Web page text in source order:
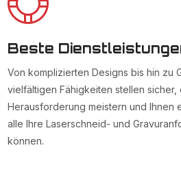
Beste
Von komplizierten Designs bis hin zu
vielfältigen Fähigkeiten stellen sicher,
Herausforderung meistern und Ihnen
alle Ihre Laserschneid- und
können.